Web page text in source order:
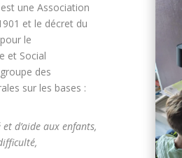
est une Association
et le décret du
le
et Social
des
sur les bases :
d’aide aux enfants,